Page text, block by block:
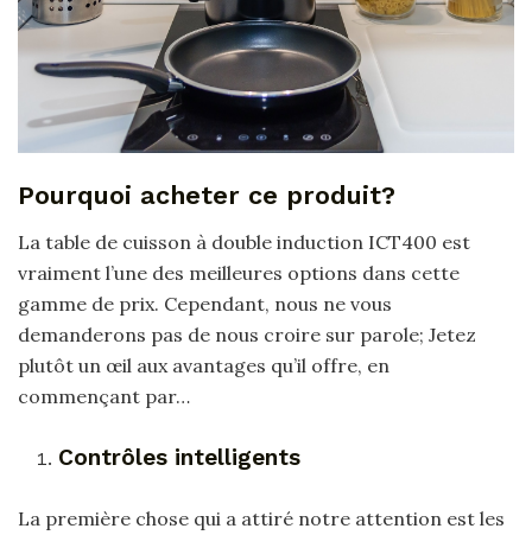
Pourquoi acheter ce produit?
La table de cuisson à double induction ICT400 est
vraiment l’une des meilleures options dans cette
gamme de prix. Cependant, nous ne vous
demanderons pas de nous croire sur parole; Jetez
plutôt un œil aux avantages qu’il offre, en
commençant par…
Contrôles intelligents
La première chose qui a attiré notre attention est les